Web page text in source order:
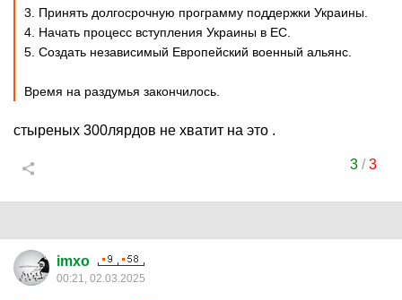
3. Принять долгосрочную программу поддержки Украины.
4. Начать процесс вступления Украины в ЕС.
5. Создать независимый Европейский военный альянс.
Время на раздумья закончилось.
стыреных 300лярдов не хватит на это .
3/3
imxo
00:21, 02.03.2025